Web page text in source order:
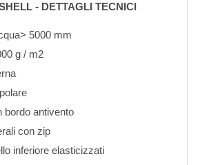
- DETTAGLI TECNICI
5000 mm
g / m2
bordo antivento
con zip
inferiore elasticizzati